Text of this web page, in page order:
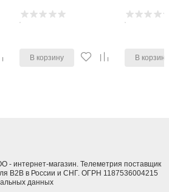
В корзину В корзину
- интернет-магазин. Телеметрия поставщик
B2B в России и СНГ. ОГРН 1187536004215
данных